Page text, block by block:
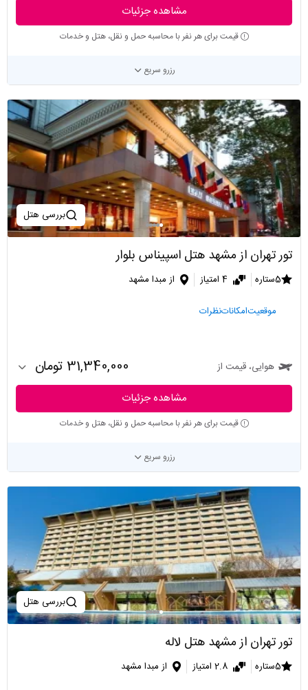
مشاهده جزئیات
قیمت برای هر نفر با محاسبه حمل و نقل، هتل و خدمات
رزرو سریع
بررسی هتل
تور تهران از مشهد هتل اسپیناس بلوار
5ستاره 4 امتیاز از مبدا مشهد
موقعیتامکاناتنظرات
هوایی، قیمت از 31,340,000 تومان
مشاهده جزئیات
قیمت برای هر نفر با محاسبه حمل و نقل، هتل و خدمات
رزرو سریع
بررسی هتل
تور تهران از مشهد هتل لاله
5ستاره 2.8 امتیاز از مبدا مشهد